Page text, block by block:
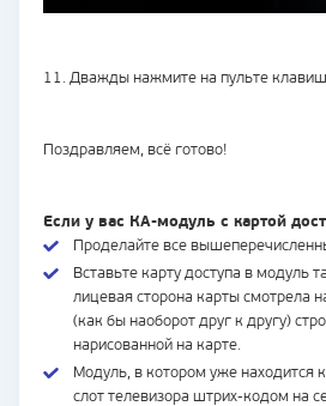
11. Дважды нажмите на пульте
Поздравляем, всё готово!
Если у вас КА-модуль с картой
Проделайте все
Вставьте карту доступа в модуль
лицевая сторона карты смотрела
(как бы наоборот друг к другу)
нарисованной на карте.
Модуль, в котором уже находится
слот телевизора штрих-кодом на